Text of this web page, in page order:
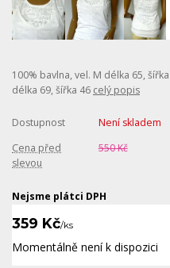
100% bavlna, vel. M délka 65,
délka 69, šířka 46 celý popis
Dostupnost
Není skladem
Cena před
slevou
550 Kč
Nejsme plátci DPH
359 Kč/ks
Momentálně není k dispozici